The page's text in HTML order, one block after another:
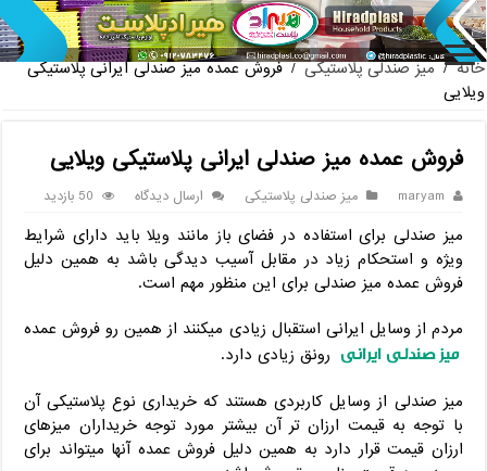
پخش عمده صندلی پلاستیکی دسته دا
خانه / میز صندلی پلاستیکی / فروش عمده میز صندلی ایرانی پلاستیکی
ویلایی
فروش عمده میز صندلی ایرانی پلاستیکی ویلایی
maryam میز صندلی پلاستیکی ارسال دیدگاه 50 بازدید
میز صندلی برای استفاده در فضای باز مانند ویلا باید دارای شرایط
ویژه و استحکام زیاد در مقابل آسیب دیدگی باشد به همین دلیل
فروش عمده میز صندلی برای این منظور مهم است.
مردم از وسایل ایرانی استقبال زیادی میکنند از همین رو فروش عمده
میز صندلی ایرانی رونق زیادی دارد.
میز صندلی از وسایل کاربردی هستند که خریداری نوع پلاستیکی آن
با توجه به قیمت ارزان تر آن بیشتر مورد توجه خریداران میزهای
ارزان قیمت قرار دارد به همین دلیل فروش عمده آنها میتواند برای